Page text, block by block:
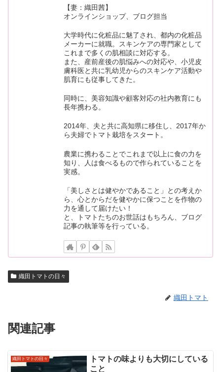
【妻：織田茜】
オンラインショップ、ブログ担当
大学時代に化粧品に魅了され、都内の化粧品
メーカーに就職。スキンケアの専門家として
これまで多くの肌相談に対応する。
また、産前産後の肌悩みへの対応や、小児皮
膚科医と共に乳幼児からのスキンケア活動や
肌育にも従事してきた。
同時に、美容知識や顧客対応の社内教育にも
長年携わる。
2014年、夫と共に高知県に移住し、2017年か
ら夫婦でトマト栽培をスタート。
農業に携わることでこれまで以上に食の力を
知り、人は食べるもので作られていることを
実感。
「美しさとは健やかであること」との考えか
ら、心とからだを健やかに保つことを作物の
力を通して届けたい！
と、トマトたちのお世話はもちろん、ブログ
記事の執筆等を行っている。
織田トマトの日々
織田トマト
関連記事
織田トマトの日々
トマトの味よりも大切にしている
こと